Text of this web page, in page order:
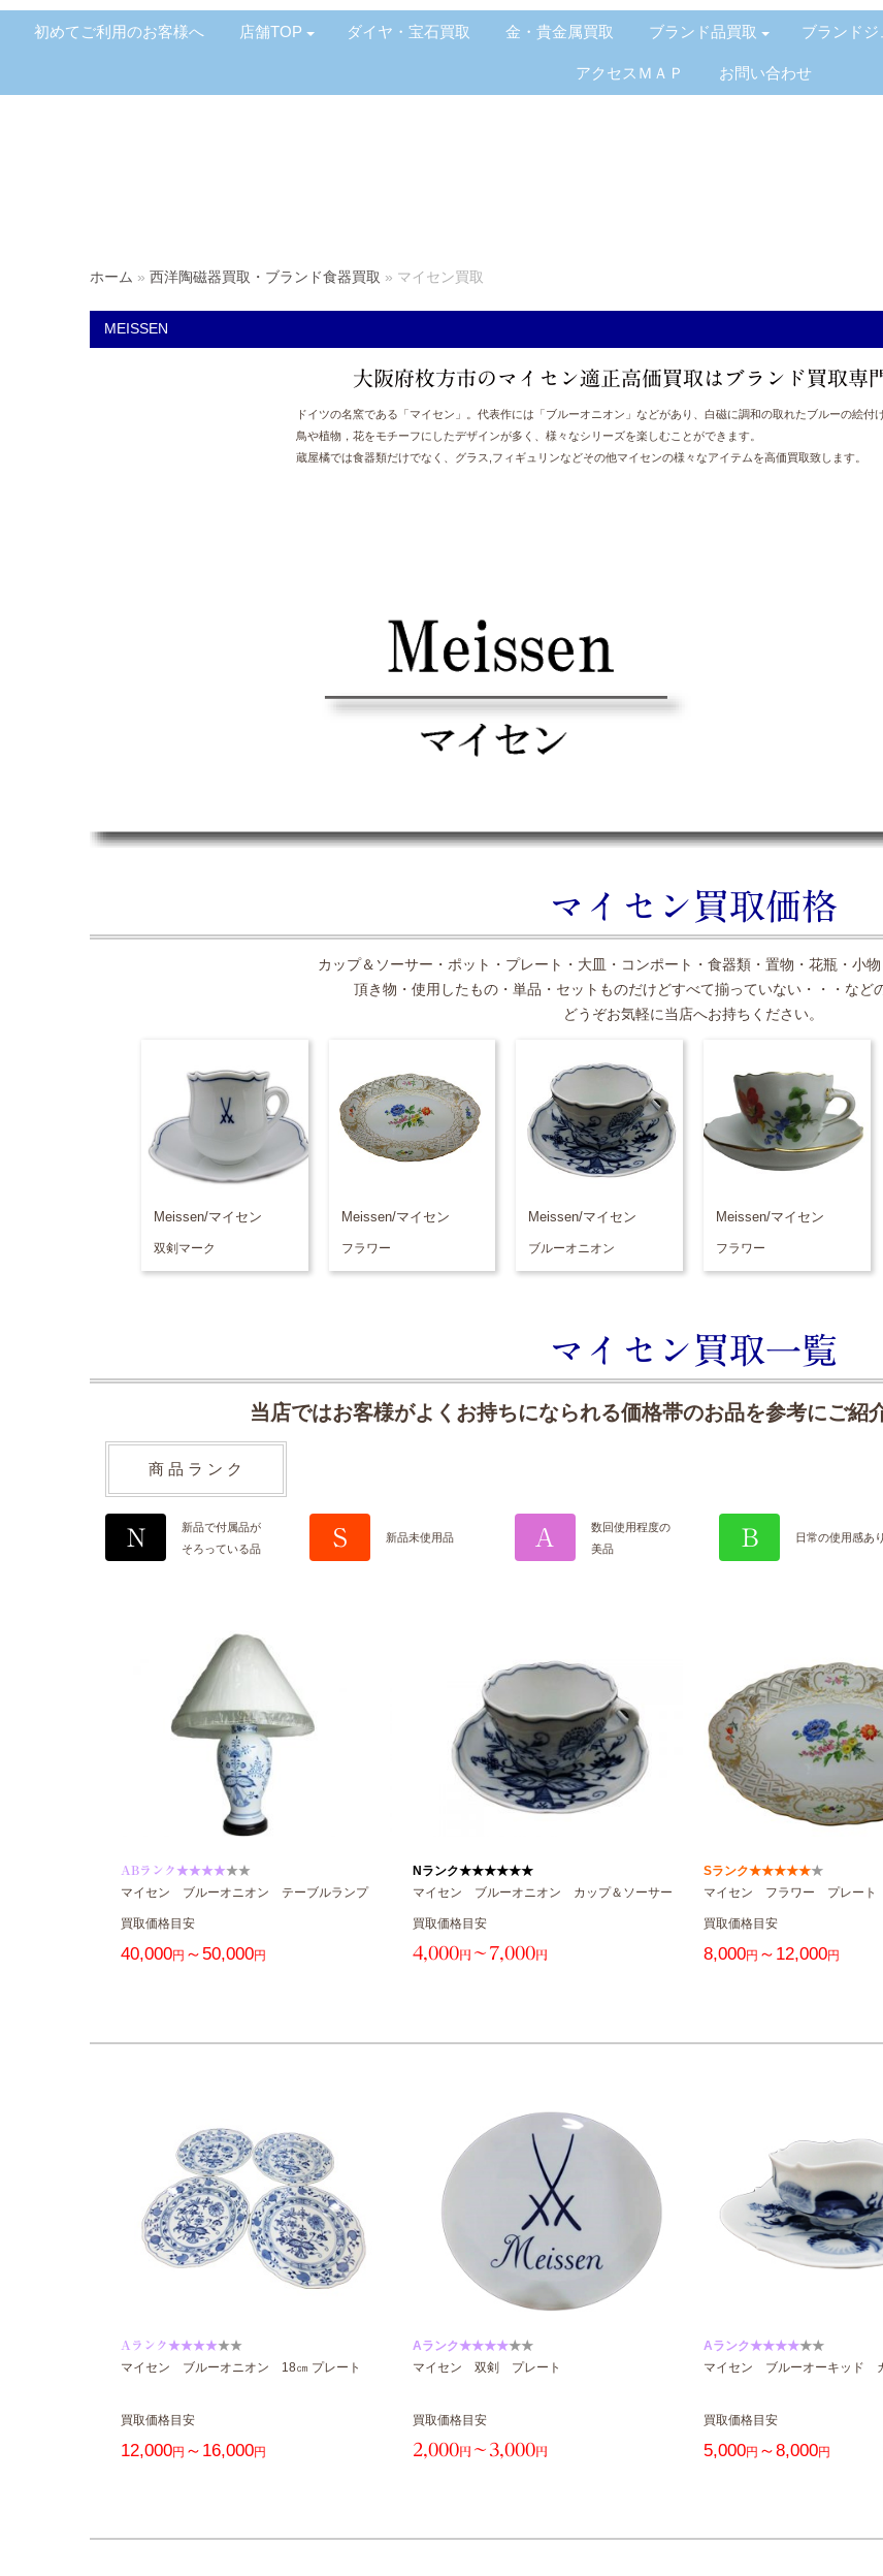
初めてご利用のお客様へ 店舗TOP ダイヤ・宝石買取 金・貴金属買取 ブランド品買取 ブランドジ
アクセスＭＡＰ お問い合わせ
ホーム » 西洋陶磁器買取・ブランド食器買取 » マイセン買取
MEISSEN
大阪府枚方市のマイセン適正高価買取はブランド買取専
ドイツの名窯である「マイセン」。代表作には「ブルーオニオン」などがあり、白磁に調和の取れたブルーの絵付
鳥や植物，花をモチーフにしたデザインが多く、様々なシリーズを楽しむことができます。
蔵屋橘では食器類だけでなく、グラス,フィギュリンなどその他マイセンの様々なアイテムを高価買取致します。
マイセン買取価格
カップ＆ソーサー・ポット・プレート・大皿・コンポート・食器類・置物・花瓶・小物
頂き物・使用したもの・単品・セットものだけどすべて揃っていない・・・など
どうぞお気軽に当店へお持ちください。
Meissen/マイセン
双剣マーク
Meissen/マイセン
フラワー
Meissen/マイセン
ブルーオニオン
Meissen/マイセン
フラワー
マイセン買取一覧
当店ではお客様がよくお持ちになられる価格帯のお品を参考にご紹
商 品 ラ ン ク
N
新品で付属品が
そろっている品
S 新品未使用品 A 数回使用程度の
美品
B 日常の使用感あり
ABランク★★★★★★
マイセン ブルーオニオン テーブルランプ
買取価格目安
40,000円 ～50,000円
Nランク★★★★★★
マイセン ブルーオニオン カップ＆ソーサー
買取価格目安
4,000円 ～7,000円
Sランク★★★★★★
マイセン フラワー プレート
買取価格目安
8,000円 ～12,000円
Aランク★★★★★★
マイセン ブルーオニオン 18㎝ プレート
買取価格目安
12,000円 ～16,000円
Aランク★★★★★★
マイセン 双剣 プレート
買取価格目安
2,000円 ～3,000円
Aランク★★★★★★
マイセン ブルーオーキッド
買取価格目安
5,000円 ～8,000円